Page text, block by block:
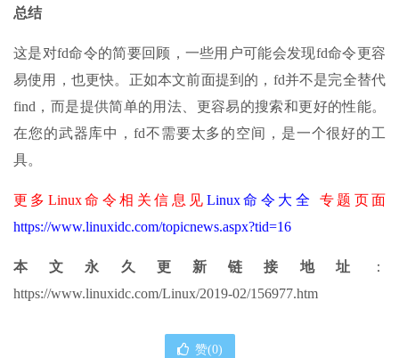
总结
这是对fd命令的简要回顾，一些用户可能会发现fd命令更容
易使用，也更快。正如本文前面提到的，fd并不是完全替代
find，而是提供简单的用法、更容易的搜索和更好的性能。
在您的武器库中，fd不需要太多的空间，是一个很好的工
具。
更多Linux命令相关信息见 Linux命令大全
专题页面
https://www.linuxidc.com/topicnews.aspx?tid=16
本文永久更新链接地址
：
https://www.linuxidc.com/Linux/2019-02/156977.htm
赞(0)